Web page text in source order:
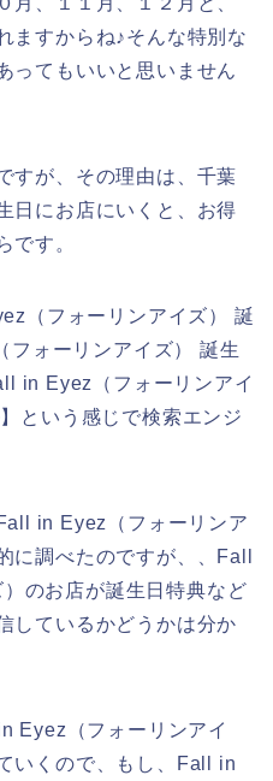
ますからね♪そんな特別な
ってもいいと思いません
すが、その理由は、千葉
日にお店にいくと、お得
です。
（フォーリンアイズ） 誕
ォーリンアイズ） 誕生
in Eyez（フォーリンアイ
という感じで検索エンジ
in Eyez（フォーリンア
に調べたのですが、、Fall
のお店が誕生日特典など
しているかどうかは分か
Eyez（フォーリンアイ
いくので、もし、Fall in